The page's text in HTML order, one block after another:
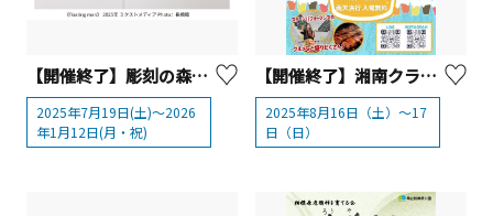
【開催終了】彫刻の森美術館「野口哲哉 鎧を着て見る夢 –ARMOURED DREAMER–」【箱根町】
2025年7月19日(土)〜2026
年1月12日(月・祝)
【開催終了】湘南クラフトビール祭りin 湘南T-site 2025
2025年8月16日（土）～17
日（日）